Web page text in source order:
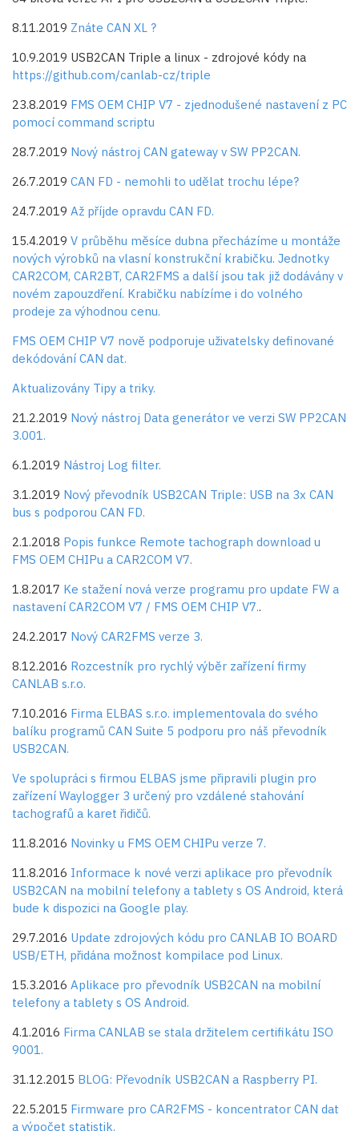
8.11.2019 Znáte CAN XL ?
10.9.2019 USB2CAN Triple a linux - zdrojové kódy na
https://github.com/canlab-cz/triple
23.8.2019 FMS OEM CHIP V7 - zjednodušené nastavení z PC
pomocí command scriptu
28.7.2019 Nový nástroj CAN gateway v SW PP2CAN.
26.7.2019 CAN FD - nemohli to udělat trochu lépe?
24.7.2019 Až příjde opravdu CAN FD.
15.4.2019 V průběhu měsíce dubna přecházíme u montáže
nových výrobků na vlasní konstrukční krabičku. Jednotky
CAR2COM, CAR2BT, CAR2FMS a další jsou tak již dodávány v
novém zapouzdření. Krabičku nabízíme i do volného
prodeje za výhodnou cenu.
FMS OEM CHIP V7 nově podporuje uživatelsky definované
dekódování CAN dat.
Aktualizovány Tipy a triky.
21.2.2019 Nový nástroj Data generátor ve verzi SW PP2CAN
3.001.
6.1.2019 Nástroj Log filter.
3.1.2019 Nový převodník USB2CAN Triple: USB na 3x CAN
bus s podporou CAN FD.
2.1.2018 Popis funkce Remote tachograph download u
FMS OEM CHIPu a CAR2COM V7.
1.8.2017 Ke stažení nová verze programu pro update FW a
nastavení CAR2COM V7 / FMS OEM CHIP V7..
24.2.2017 Nový CAR2FMS verze 3.
8.12.2016 Rozcestník pro rychlý výběr zařízení firmy
CANLAB s.r.o.
7.10.2016 Firma ELBAS s.r.o. implementovala do svého
balíku programů CAN Suite 5 podporu pro náš převodník
USB2CAN.
Ve spolupráci s firmou ELBAS jsme připravili plugin pro
zařízení Waylogger 3 určený pro vzdálené stahování
tachografů a karet řidičů.
11.8.2016 Novinky u FMS OEM CHIPu verze 7.
11.8.2016 Informace k nové verzi aplikace pro převodník
USB2CAN na mobilní telefony a tablety s OS Android, která
bude k dispozici na Google play.
29.7.2016 Update zdrojových kódu pro CANLAB IO BOARD
USB/ETH, přidána možnost kompilace pod Linux.
15.3.2016 Aplikace pro převodník USB2CAN na mobilní
telefony a tablety s OS Android.
4.1.2016 Firma CANLAB se stala držitelem certifikátu ISO
9001.
31.12.2015 BLOG: Převodník USB2CAN a Raspberry PI.
22.5.2015 Firmware pro CAR2FMS - koncentrator CAN dat
a výpočet statistik.